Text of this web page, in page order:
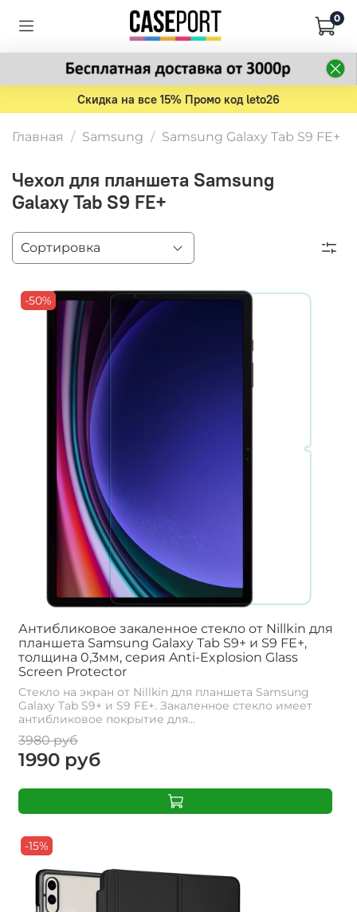
0
Скидка на все 15% Промо код leto26
Главная Samsung Samsung Galaxy Tab S9 FE+
Чехол для планшета Samsung
Galaxy Tab S9 FE+
-50%
Антибликовое закаленное стекло от Nillkin для
планшета Samsung Galaxy Tab S9+ и S9 FE+,
толщина 0,3мм, серия Anti-Explosion Glass
Screen Protector
Стекло на экран от Nillkin для планшета Samsung
Galaxy Tab S9+ и S9 FE+. Закаленное стекло имеет
антибликовое покрытие для...
3980 руб
1990 руб
-15%